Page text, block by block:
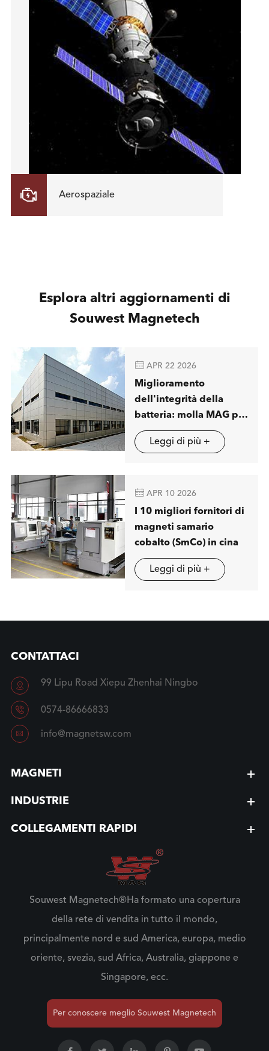
 Aerospaziale
Esplora altri aggiornamenti di
Souwest Magnetech
 APR 22 2026
Miglioramento
dell'integrità della
batteria: molla MAG per
visualizzare soluzioni
avanzate di separazione
Leggi di più +
 APR 10 2026
I 10 migliori fornitori di
magneti samario
cobalto (SmCo) in cina
Leggi di più +
CONTATTACI
 99 Lipu Road Xiepu Zhenhai Ningbo
 0574-86666833
 info@magnetsw.com
MAGNETI
INDUSTRIE
COLLEGAMENTI RAPIDI
Souwest Magnetech®Ha formato una copertura
della rete di vendita in tutto il mondo,
principalmente nord e sud America, europa, medio
oriente, svezia, sud Africa, Australia, giappone e
Singapore, ecc.
Per conoscere meglio Souwest Magnetech